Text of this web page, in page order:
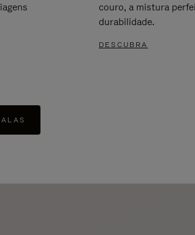
couro, a mistura
durabilidade.
DESCUBRA